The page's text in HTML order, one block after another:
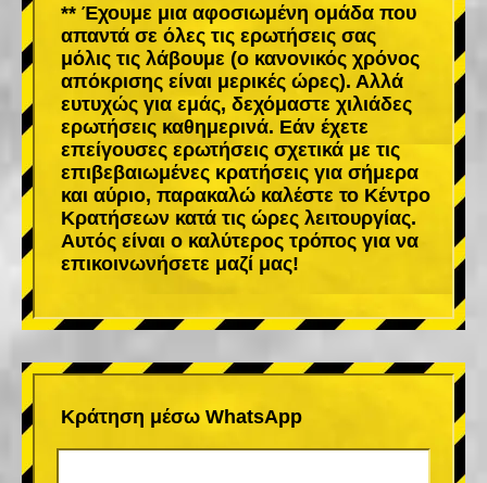
** Έχουμε μια αφοσιωμένη ομάδα που
απαντά σε όλες τις ερωτήσεις σας
μόλις τις λάβουμε (ο κανονικός χρόνος
απόκρισης είναι μερικές ώρες). Αλλά
ευτυχώς για εμάς, δεχόμαστε χιλιάδες
ερωτήσεις καθημερινά. Εάν έχετε
επείγουσες ερωτήσεις σχετικά με τις
επιβεβαιωμένες κρατήσεις για σήμερα
και αύριο, παρακαλώ καλέστε το Κέντρο
Κρατήσεων κατά τις ώρες λειτουργίας.
Αυτός είναι ο καλύτερος τρόπος για να
επικοινωνήσετε μαζί μας!
Κράτηση μέσω WhatsApp